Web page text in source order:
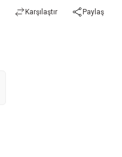
Karşılaştır Paylaş